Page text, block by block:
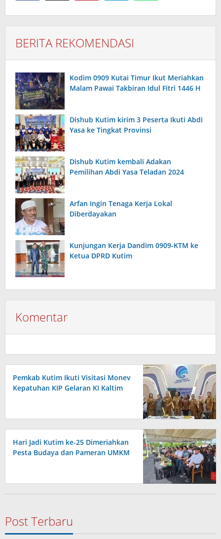
BERITA REKOMENDASI
Kodim 0909 Kutai Timur Ikut Meriahkan
Malam Pawai Takbiran Idul Fitri 1446 H
Dishub Kutim kirim 3 Peserta Ikuti Abdi
Yasa ke Tingkat Provinsi
Dishub Kutim kembali Adakan
Pemilihan Abdi Yasa Teladan 2024
Arfan Ingin Tenaga Kerja Lokal
Diberdayakan
Kunjungan Kerja Dandim 0909-KTM ke
Ketua DPRD Kutim
Komentar
Pemkab Kutim Ikuti Visitasi Monev
Kepatuhan KIP Gelaran KI Kaltim
Hari Jadi Kutim ke-25 Dimeriahkan
Pesta Budaya dan Pameran UMKM
Post Terbaru